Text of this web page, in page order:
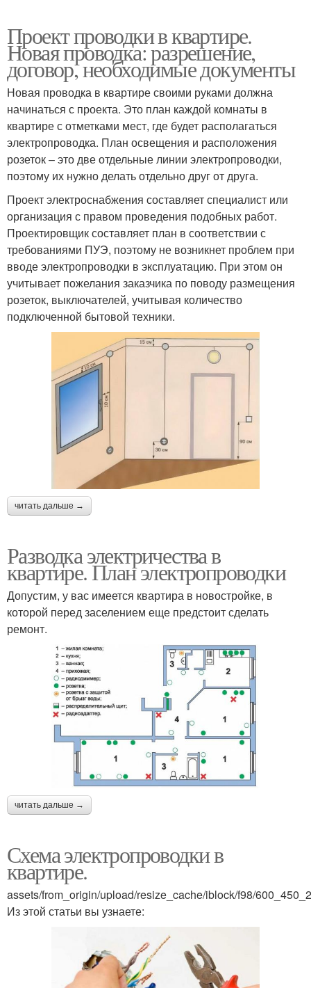
Проект проводки в квартире.
Новая проводка: разрешение,
договор, необходимые документы
Новая проводка в квартире своими руками должна
начинаться с проекта. Это план каждой комнаты в
квартире с отметками мест, где будет располагаться
электропроводка. План освещения и расположения
розеток – это две отдельные линии электропроводки,
поэтому их нужно делать отдельно друг от друга.
Проект электроснабжения составляет специалист или
организация с правом проведения подобных работ.
Проектировщик составляет план в соответствии с
требованиями ПУЭ, поэтому не возникнет проблем при
вводе электропроводки в эксплуатацию. При этом он
учитывает пожелания заказчика по поводу размещения
розеток, выключателей, учитывая количество
подключенной бытовой техники.
читать дальше →
Разводка электричества в
квартире. План электропроводки
Допустим, у вас имеется квартира в новостройке, в
которой перед заселением еще предстоит сделать
ремонт.
читать дальше →
Схема электропроводки в
квартире.
assets/from_origin/upload/resize_cache/iblock/f98/
Из этой статьи вы узнаете: